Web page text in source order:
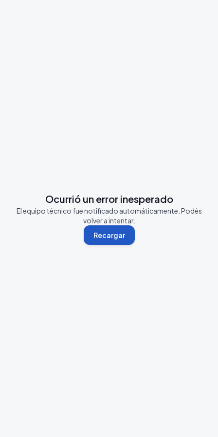
Ocurrió un error inesperado
El equipo técnico fue notificado automáticamente. Podés
volver a intentar.
Recargar